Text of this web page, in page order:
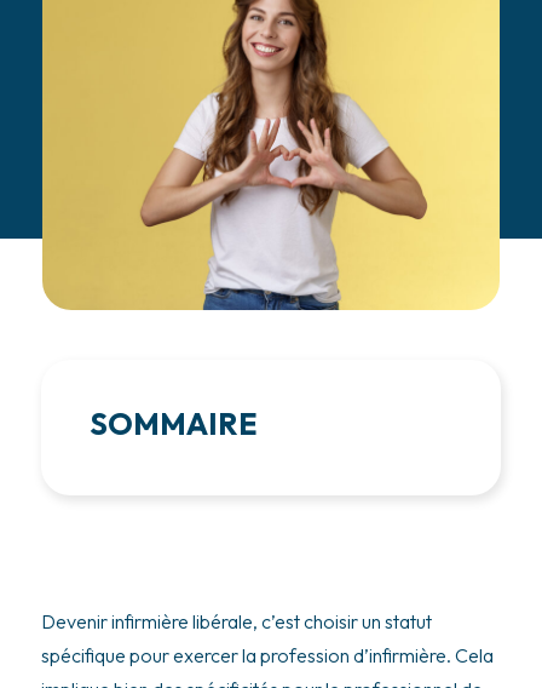
SOMMAIRE
Devenir infirmière libérale, c’est choisir un statut
spécifique pour exercer la profession d’infirmière. Cela